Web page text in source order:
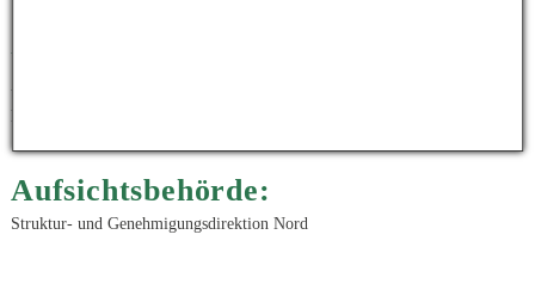
Umsatzsteuer-ID:
Umsatzsteuer-Identifikationsnummer gemäß §27 a Umsatzsteuergesetz:
DE 167598600
Aufsichtsbehörde:
Struktur- und Genehmigungsdirektion Nord